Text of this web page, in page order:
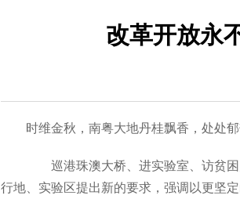
改革开放永
时维金秋，南粤大地丹桂飘香，处处
巡港珠澳大桥、进实验室、访贫困
行地、实验区提出新的要求，强调以更坚